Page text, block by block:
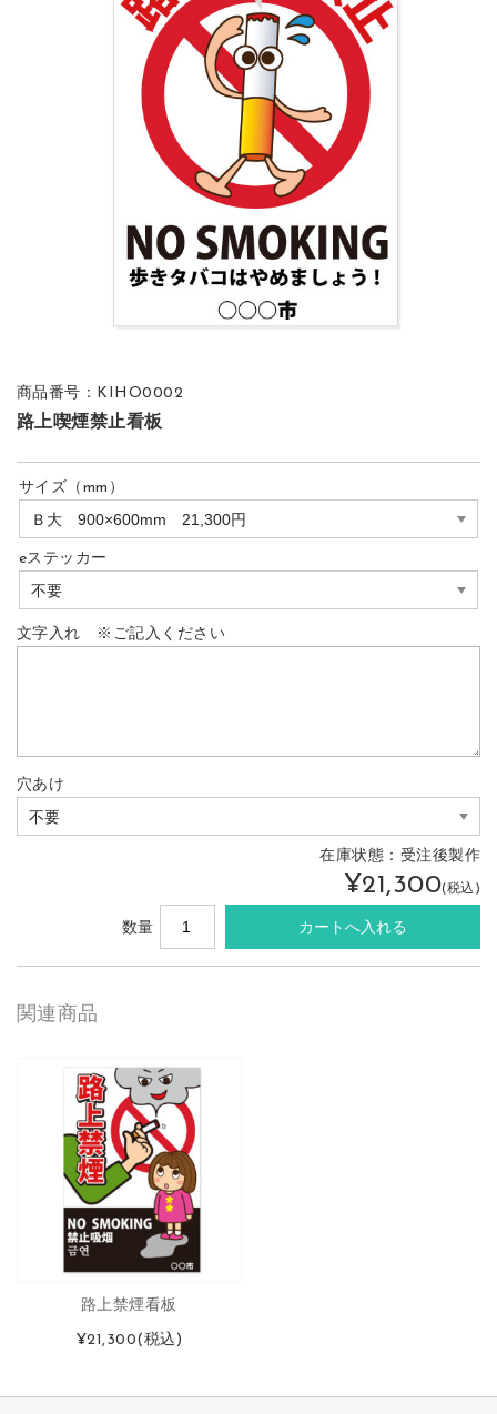
商品番号：KIHO0002
路上喫煙禁止看板
サイズ（mm）
eステッカー
文字入れ ※ご記入ください
穴あけ
在庫状態： 受注後製作
¥21,300(税込)
数量
関連商品
路上禁煙看板
¥21,300(税込)